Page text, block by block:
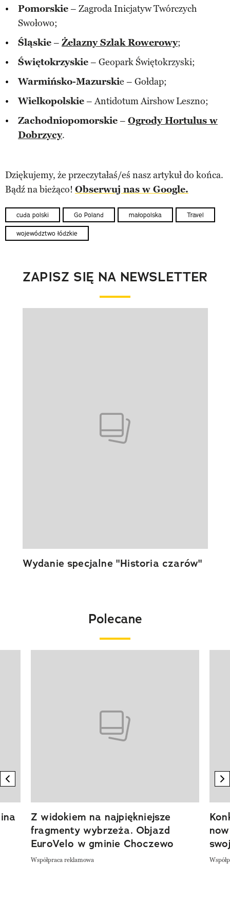
Pomorskie– Zagroda Inicjatyw Twórczych
Swołowo;
Śląskie– Żelazny Szlak Rowerowy;
Świętokrzyskie– Geopark Świętokrzyski;
Warmińsko-Mazurskie – Gołdap;
Wielkopolskie– Antidotum Airshow Leszno;
Zachodniopomorskie– Ogrody Hortulus w
Dobrzycy.
Dziękujemy, że przeczytałaś/eś nasz artykuł do końca.
Bądź na bieżąco! Obserwuj nas w Google.
cuda polski Go Poland małopolska Travel
województwo łódzkie
ZAPISZ SIĘ NA NEWSLETTER
Wydanie specjalne "Historia czarów"
Polecane
previous element
Z widokiem na najpiękniejsze
fragmenty wybrzeża. Objazd
EuroVelo w gminie Choczewo
Współpraca reklamowa